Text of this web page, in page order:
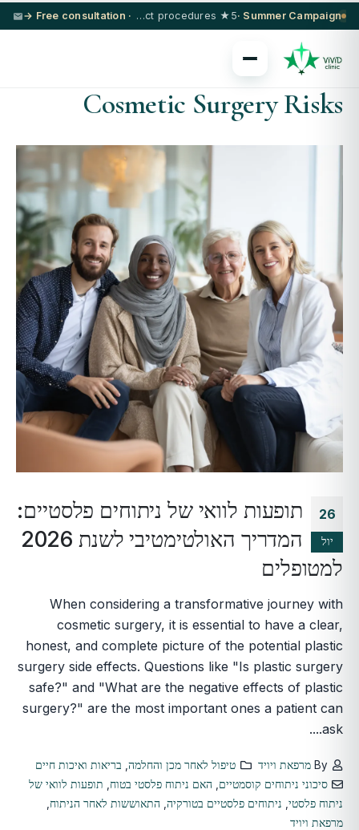
Summer Campaign ·
5★ hotel + VIP transfer on select procedures
· Free consultation →
Cosmetic Surgery Risks
26
יול
תופעות לוואי של ניתוחים פלסטיים:
המדריך האולטימטיבי לשנת 2026
למטופלים
When considering a transformative journey with
cosmetic surgery, it is essential to have a clear,
honest, and complete picture of the potential plastic
surgery side effects. Questions like "Is plastic surgery
safe?" and "What are the negative effects of plastic
surgery?" are the most important ones a patient can
ask....
By מרפאת ויויד טיפול לאחר מכן והחלמה בריאות ואיכות חיים
סיכוני ניתוחים קוסמטיים
האם ניתוח פלסטי בטוח
תופעות לוואי של
ניתוח פלסטי ניתוחים פלסטיים בטורקיה התאוששות לאחר הניתוח
מרפאת ויויד